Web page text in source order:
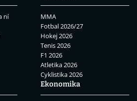
ní
MMA
Fotbal 2026/27
Hokej 2026
Tenis 2026
F1 2026
Atletika 2026
Cyklistika 2026
Ekonomika